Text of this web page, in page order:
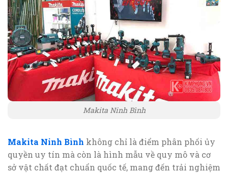
Makita Ninh Bình
Makita Ninh Bình không chỉ là điểm phân phối ủy
quyền uy tín mà còn là hình mẫu về quy mô và cơ
sở vật chất đạt chuẩn quốc tế, mang đến trải nghiệm